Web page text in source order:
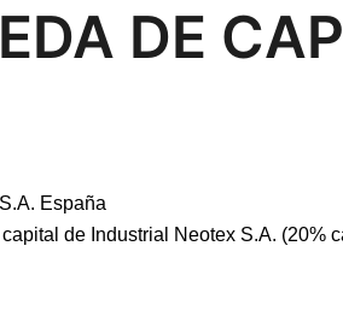
DE
España
de Industrial Neotex S.A. (20%